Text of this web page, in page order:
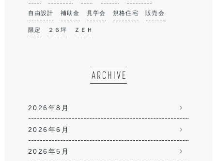
自由設計 補助金 見学会 規格住宅 販売会
限定 ２６坪 ＺＥＨ
ARCHIVE
2026年8月
2026年6月
2026年5月